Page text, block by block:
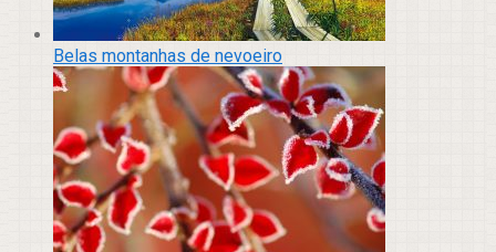
Belas montanhas de nevoeiro